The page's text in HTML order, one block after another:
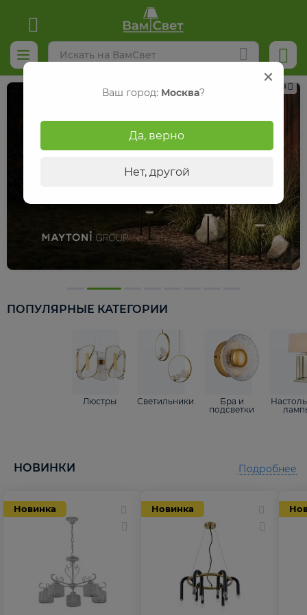
Реклама
ПОПУЛЯРНЫЕ КАТЕГОРИИ
Люстры Светильники
Бра и
подсветки
НОВИНКИ
Новинка Новинка
Подробнее
Ваш город: Москва?
Да, верно
Нет, другой